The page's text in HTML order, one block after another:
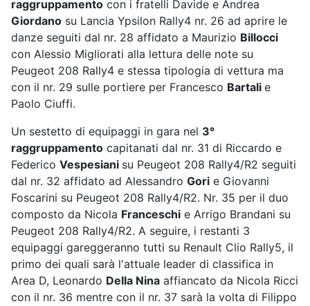
raggruppamento con i fratelli Davide e Andrea
Giordano su Lancia Ypsilon Rally4 nr. 26 ad aprire le
danze seguiti dal nr. 28 affidato a Maurizio Billocci
con Alessio Migliorati alla lettura delle note su
Peugeot 208 Rally4 e stessa tipologia di vettura ma
con il nr. 29 sulle portiere per Francesco Bartali e
Paolo Ciuffi.
Un sestetto di equipaggi in gara nel 3°
raggruppamento capitanati dal nr. 31 di Riccardo e
Federico Vespesiani su Peugeot 208 Rally4/R2 seguiti
dal nr. 32 affidato ad Alessandro Gori e Giovanni
Foscarini su Peugeot 208 Rally4/R2. Nr. 35 per il duo
composto da Nicola Franceschi e Arrigo Brandani su
Peugeot 208 Rally4/R2. A seguire, i restanti 3
equipaggi gareggeranno tutti su Renault Clio Rally5, il
primo dei quali sarà l'attuale leader di classifica in
Area D, Leonardo Della Nina affiancato da Nicola Ricci
con il nr. 36 mentre con il nr. 37 sarà la volta di Filippo